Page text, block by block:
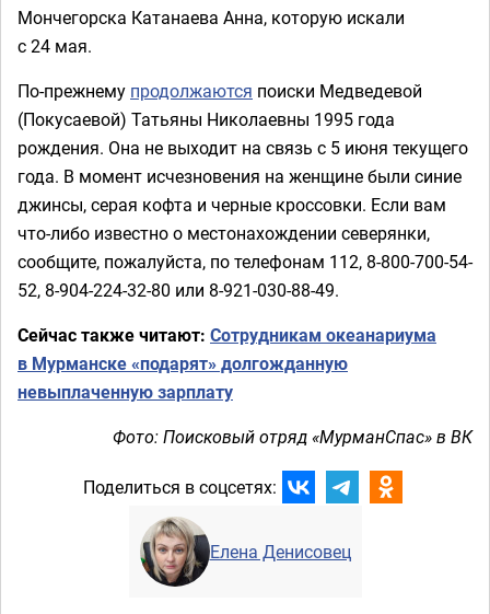
Мончегорска Катанаева Анна, которую искали
с 24 мая.
По-прежнему продолжаются поиски Медведевой
(Покусаевой) Татьяны Николаевны 1995 года
рождения. Она не выходит на связь с 5 июня текущего
года. В момент исчезновения на женщине были синие
джинсы, серая кофта и черные кроссовки. Если вам
что-либо известно о местонахождении северянки,
сообщите, пожалуйста, по телефонам 112, 8-800-700-54-
52, 8-904-224-32-80 или 8-921-030-88-49.
Сейчас также читают: Сотрудникам океанариума
в Мурманске «подарят» долгожданную
невыплаченную зарплату
Фото: Поисковый отряд «МурманСпас» в ВК
Поделиться в соцсетях:
Елена Денисовец